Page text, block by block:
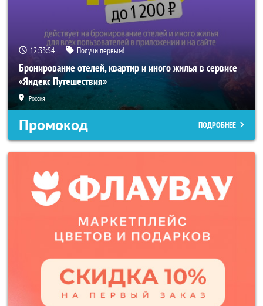
12:33:52 Получи первым!
Бронирование отелей, квартир и иного жилья в сервисе
«Яндекс Путешествия»
Россия
Промокод ПОДРОБНЕЕ